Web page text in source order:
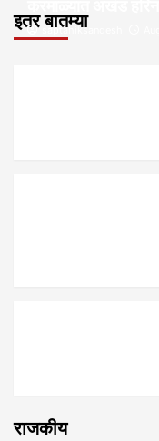
इतर बातम्या
saptahiksandesh
राजकीय